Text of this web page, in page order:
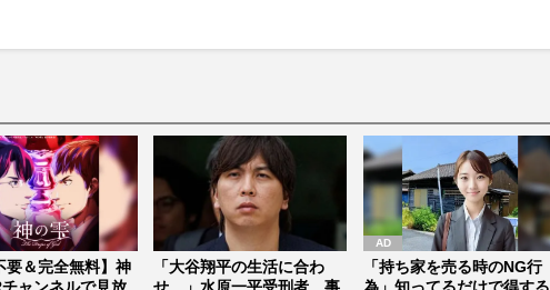
要＆完全無料】神
「大谷翔平の生活に合わ
「持ち家を売る時のNG行